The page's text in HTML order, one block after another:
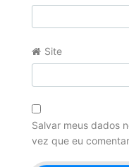
Site
Salvar meus dados
vez que eu